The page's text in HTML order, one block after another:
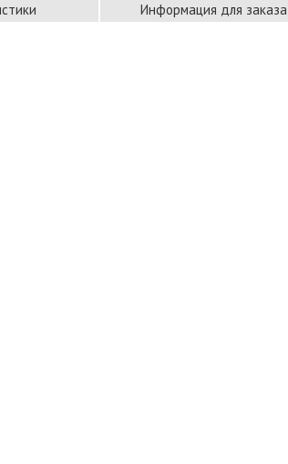
Информация для заказа